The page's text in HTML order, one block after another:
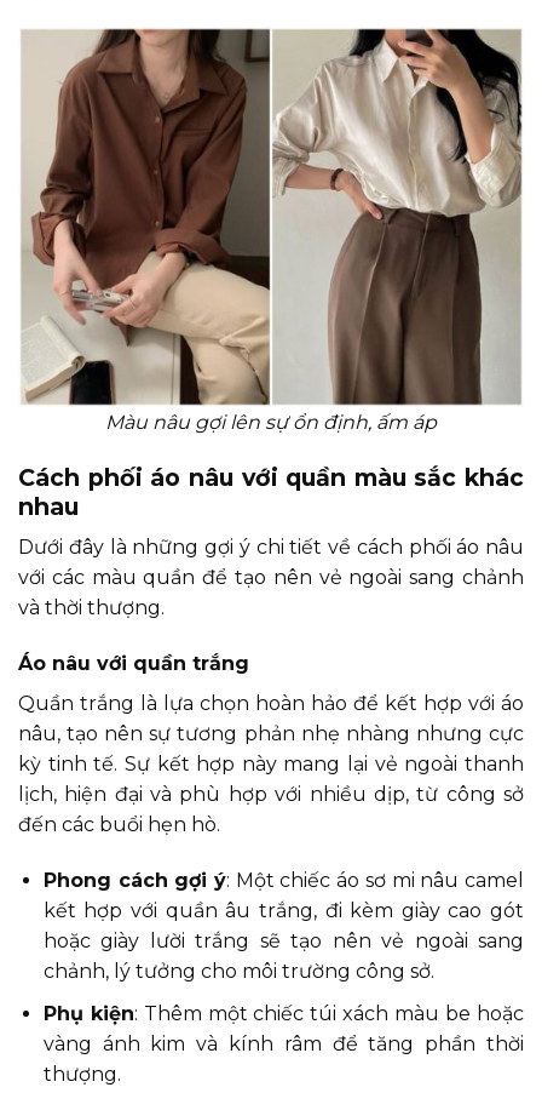
Màu nâu gợi lên sự ổn định, ấm áp
Cách phối áo nâu với quần màu sắc khác
nhau
Dưới đây là những gợi ý chi tiết về cách phối áo nâu
với các màu quần để tạo nên vẻ ngoài sang chảnh
và thời thượng.
Áo nâu với quần trắng
Quần trắng là lựa chọn hoàn hảo để kết hợp với áo
nâu, tạo nên sự tương phản nhẹ nhàng nhưng cực
kỳ tinh tế. Sự kết hợp này mang lại vẻ ngoài thanh
lịch, hiện đại và phù hợp với nhiều dịp, từ công sở
đến các buổi hẹn hò.
Phong cách gợi ý: Một chiếc áo sơ mi nâu camel
kết hợp với quần âu trắng, đi kèm giày cao gót
hoặc giày lười trắng sẽ tạo nên vẻ ngoài sang
chảnh, lý tưởng cho môi trường công sở.
Phụ kiện: Thêm một chiếc túi xách màu be hoặc
vàng ánh kim và kính râm để tăng phần thời
thượng.